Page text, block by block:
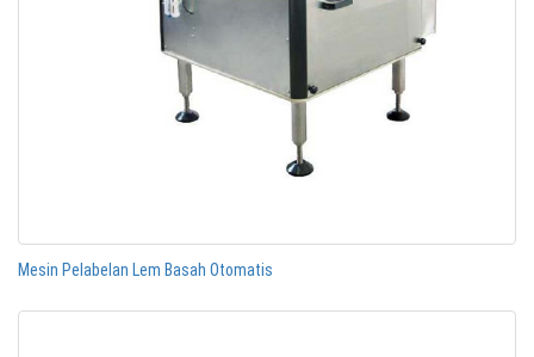
Mesin Pelabelan Lem Basah Otomatis